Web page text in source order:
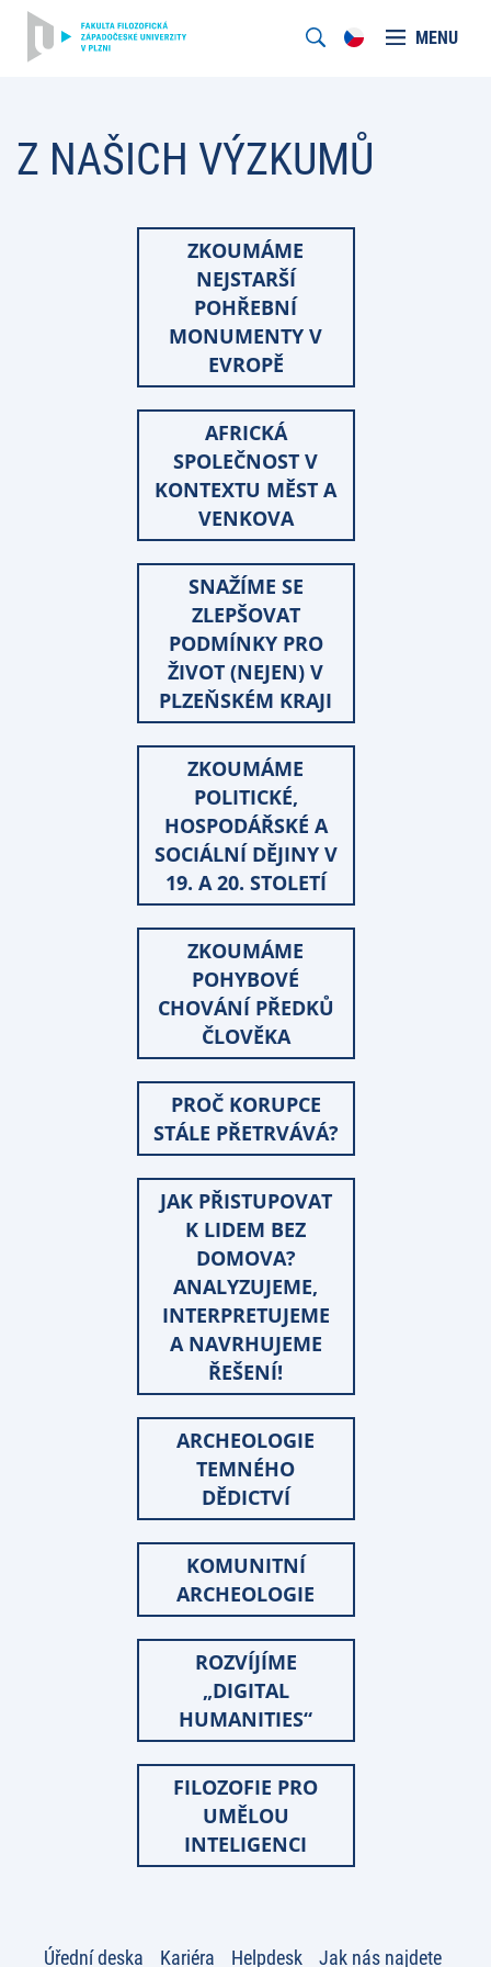
MENU
Z NAŠICH VÝZKUMŮ
ZKOUMÁME
NEJSTARŠÍ
POHŘEBNÍ
MONUMENTY V
EVROPĚ
AFRICKÁ
SPOLEČNOST V
KONTEXTU MĚST A
VENKOVA
SNAŽÍME SE
ZLEPŠOVAT
PODMÍNKY PRO
ŽIVOT (NEJEN) V
PLZEŇSKÉM KRAJI
ZKOUMÁME
POLITICKÉ,
HOSPODÁŘSKÉ A
SOCIÁLNÍ DĚJINY V
19. A 20. STOLETÍ
ZKOUMÁME
POHYBOVÉ
CHOVÁNÍ PŘEDKŮ
ČLOVĚKA
PROČ KORUPCE
STÁLE PŘETRVÁVÁ?
JAK PŘISTUPOVAT
K LIDEM BEZ
DOMOVA?
ANALYZUJEME,
INTERPRETUJEME
A NAVRHUJEME
ŘEŠENÍ!
ARCHEOLOGIE
TEMNÉHO
DĚDICTVÍ
KOMUNITNÍ
ARCHEOLOGIE
ROZVÍJÍME
„DIGITAL
HUMANITIES“
FILOZOFIE PRO
UMĚLOU
INTELIGENCI
Úřední deska Kariéra Helpdesk Jak nás najdete